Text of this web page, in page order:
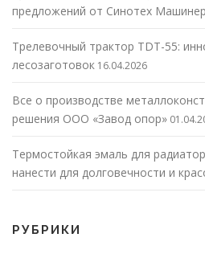
предложений от Синотех
Трелевочный трактор TDT-55:
лесозаготовок 16.04.2026
Все о производстве
решения ООО «Завод опор»
Термостойкая эмаль для
нанести для долговечности и
РУБРИКИ